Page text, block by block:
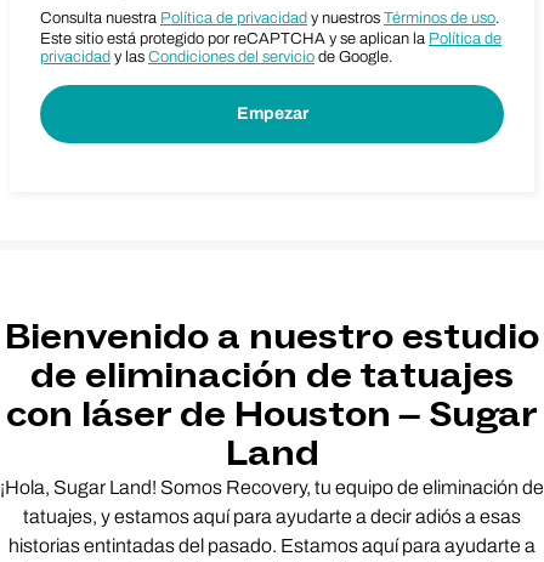
Consulta nuestra Política de privacidad y nuestros Términos de uso.
Este sitio está protegido por reCAPTCHA y se aplican la Política de
privacidad y las Condiciones del servicio de Google.
Bienvenido a nuestro estudio
de eliminación de tatuajes
con láser de Houston – Sugar
Land
¡Hola, Sugar Land! Somos Recovery, tu equipo de eliminación de
tatuajes, y estamos aquí para ayudarte a decir adiós a esas
historias entintadas del pasado. Estamos aquí para ayudarte a